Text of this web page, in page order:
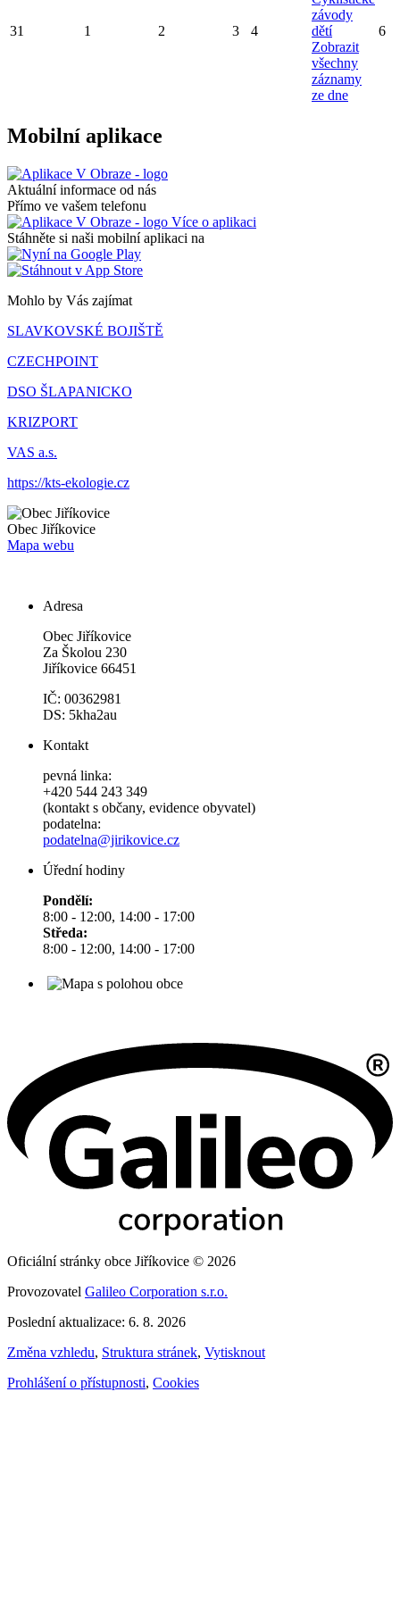
31 1 2 3 4
závody
dětí
Zobrazit
všechny
záznamy
ze dne
6
Mobilní aplikace
Aktuální informace od nás
Přímo ve vašem telefonu
Více o aplikaci
Stáhněte si naši mobilní aplikaci na
Mohlo by Vás zajímat
SLAVKOVSKÉ BOJIŠTĚ
CZECHPOINT
DSO ŠLAPANICKO
KRIZPORT
VAS a.s.
https://kts-ekologie.cz
Obec Jiříkovice
Mapa webu
Adresa
Obec Jiříkovice
Za Školou 230
Jiříkovice 66451
IČ: 00362981
DS: 5kha2au
Kontakt
pevná linka:
+420 544 243 349
(kontakt s občany, evidence obyvatel)
podatelna:
podatelna@jirikovice.cz
Úřední hodiny
Pondělí:
8:00 - 12:00, 14:00 - 17:00
Středa:
8:00 - 12:00, 14:00 - 17:00
Oficiální stránky obce Jiříkovice © 2026
Provozovatel Galileo Corporation s.r.o.
Poslední aktualizace: 6. 8. 2026
Změna vzhledu, Struktura stránek, Vytisknout
Prohlášení o přístupnosti, Cookies